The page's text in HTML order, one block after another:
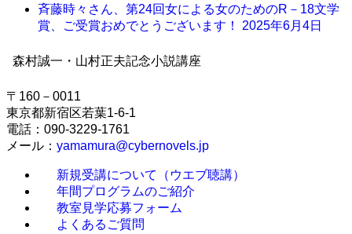
斉藤時々さん、第24回女による女のためのR－18文学
賞、ご受賞おめでとうございます！ 2025年6月4日
森村誠一・山村正夫記念小説講座
〒 160 － 0011
東京都新宿区若葉1-6-1
電話：090-3229-1761
メール： yamamura@cybernovels.jp
新規受講について（ウエブ聴講）
年間プログラムのご紹介
教室見学応募フォーム
よくあるご質問